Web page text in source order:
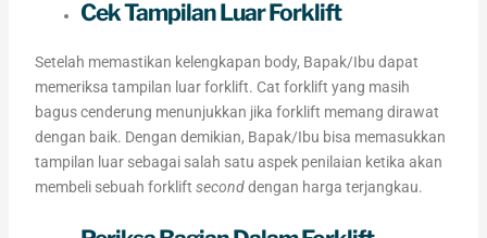
Cek Tampilan Luar Forklift
Setelah memastikan kelengkapan body, Bapak/Ibu dapat
memeriksa tampilan luar forklift. Cat forklift yang masih
bagus cenderung menunjukkan jika forklift memang dirawat
dengan baik. Dengan demikian, Bapak/Ibu bisa memasukkan
tampilan luar sebagai salah satu aspek penilaian ketika akan
membeli sebuah forklift seconddengan harga terjangkau.